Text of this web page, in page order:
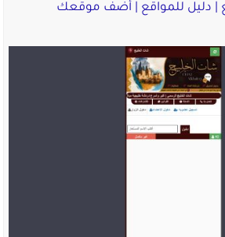
| دليل للمواقع | أضف موقعك